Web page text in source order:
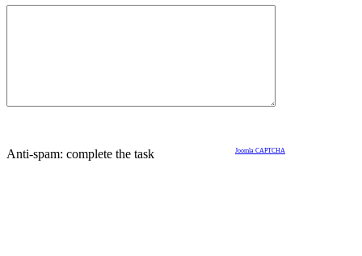
Anti-spam: complete the task Joomla CAPTCHA